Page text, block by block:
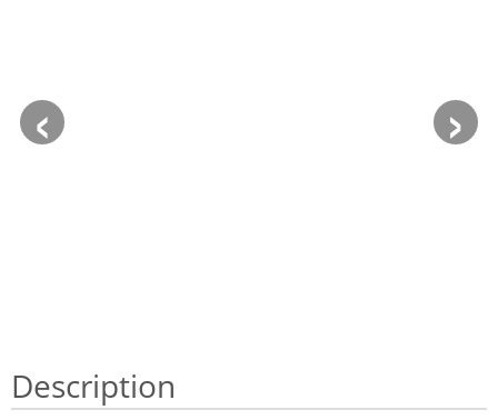
‹ ›
Description